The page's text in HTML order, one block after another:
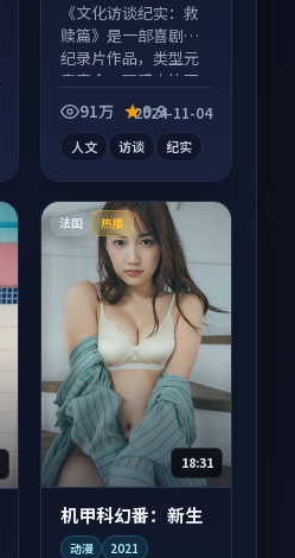
《文化访谈纪实：救
赎篇》是一部喜剧向
纪录片作品，类型元
素齐全，观感爽快不
拖沓。
91万 9.9
2024-11-04
人文 访谈 纪实
法国 热播
18:31
机甲科幻番：新生
动漫 2021